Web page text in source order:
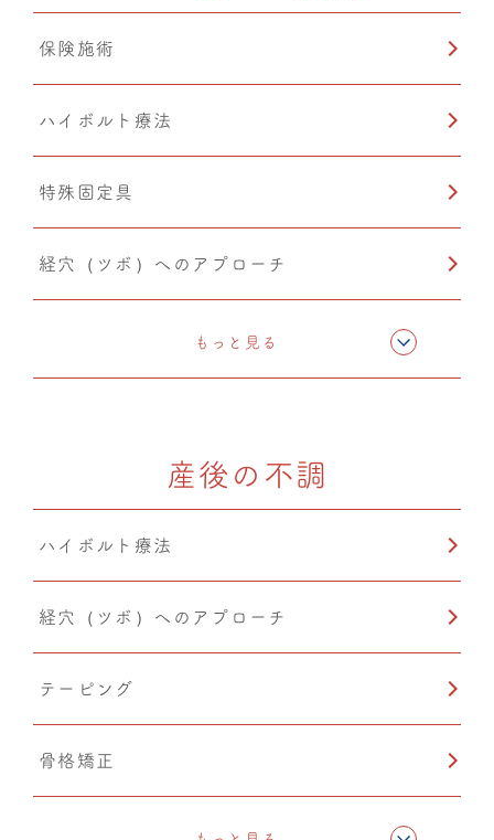
猫背矯正
保険施術
ハイボルト療法
特殊固定具
経穴（ツボ）へのアプローチ
CMC筋膜ストレッチ（リリース）
もっと見る
産後の不調
ハイボルト療法
経穴（ツボ）へのアプローチ
テーピング
骨格矯正
CMC筋膜ストレッチ（リリース）